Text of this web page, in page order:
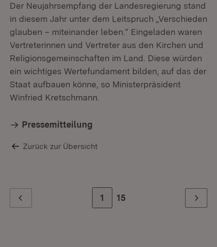
Der Neujahrsempfang der Landesregierung stand
in diesem Jahr unter dem Leitspruch „Verschieden
glauben – miteinander leben.“ Eingeladen waren
Vertreterinnen und Vertreter aus den Kirchen und
Religionsgemeinschaften im Land. Diese würden
ein wichtiges Wertefundament bilden, auf das der
Staat aufbauen könne, so Ministerpräsident
Winfried Kretschmann.
Pressemitteilung
Zurück zur Übersicht
Zur Seite
1 Zur letzten Seite
15 Weiter